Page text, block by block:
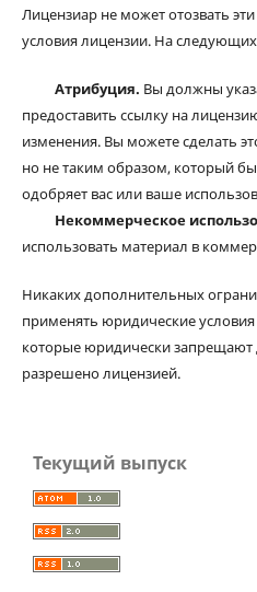
Лицензиар не может отозвать
условия лицензии. На
Атрибуция. Вы должны
предоставить ссылку на
изменения. Вы можете сделать
но не таким образом, который
одобряет вас или ваше
Некоммерческое
использовать материал в
Никаких дополнительных
применять юридические
которые юридически запрещают
разрешено лицензией.
Текущий выпуск